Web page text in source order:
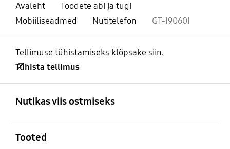
Avaleht
Toodete abi ja tugi
Mobiiliseadmed
Nutitelefon GT-I9060I
Tellimuse tühistamiseks klõpsake siin.
Tühista tellimus
Nutikas viis ostmiseks
Tooted